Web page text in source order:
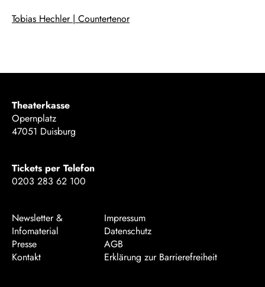
Tobias Hechler | Countertenor
Theaterkasse
Opernplatz
47051 Duisburg
Tickets per Telefon
0203 283 62 100
Newsletter &
Infomaterial
Presse
Kontakt
Impressum
Datenschutz
AGB
Erklärung zur Barrierefreiheit